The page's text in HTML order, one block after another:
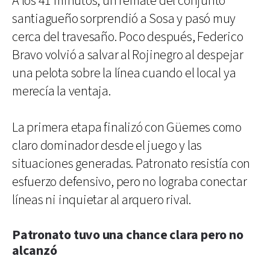
santiagueño sorprendió a Sosa y pasó muy
cerca del travesaño. Poco después, Federico
Bravo volvió a salvar al Rojinegro al despejar
una pelota sobre la línea cuando el local ya
merecía la ventaja.
La primera etapa finalizó con Güemes como
claro dominador desde el juego y las
situaciones generadas. Patronato resistía con
esfuerzo defensivo, pero no lograba conectar
líneas ni inquietar al arquero rival.
Patronato tuvo una chance clara pero no
alcanzó